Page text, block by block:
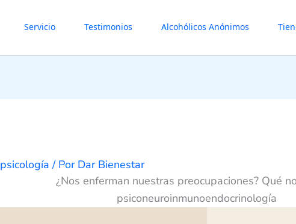
Servicio Testimonios Alcohólicos Anónimos
psicología / Por Dar Bienestar
¿Nos enferman nuestras preocupaciones? Qué
psiconeuroinmunoendocrinología